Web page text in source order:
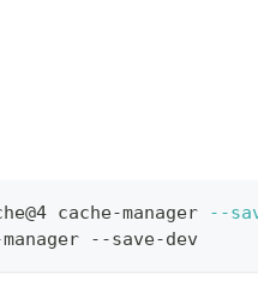
cache-manager
--
--save-dev